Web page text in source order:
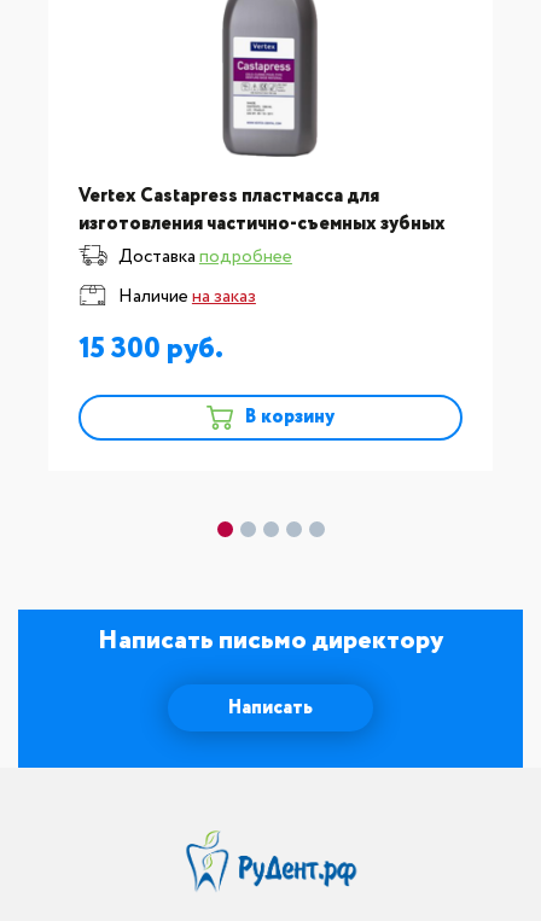
Vertex Castapress пластмасса для
изготовления частично-съемных зубных
протезов, жидкость 1000мл
Доставкаподробнее
Наличиена заказ
15 300
В корзину
Написать письмо директору
Написать